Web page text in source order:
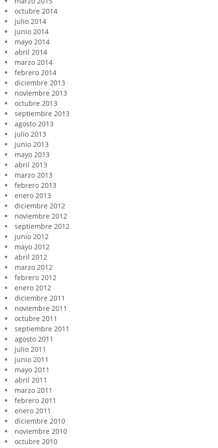
octubre 2014
julio 2014
junio 2014
mayo 2014
abril 2014
marzo 2014
febrero 2014
diciembre 2013
noviembre 2013
octubre 2013
septiembre 2013
agosto 2013
julio 2013
junio 2013
mayo 2013
abril 2013
marzo 2013
febrero 2013
enero 2013
diciembre 2012
noviembre 2012
septiembre 2012
junio 2012
mayo 2012
abril 2012
marzo 2012
febrero 2012
enero 2012
diciembre 2011
noviembre 2011
octubre 2011
septiembre 2011
agosto 2011
julio 2011
junio 2011
mayo 2011
abril 2011
marzo 2011
febrero 2011
enero 2011
diciembre 2010
noviembre 2010
octubre 2010